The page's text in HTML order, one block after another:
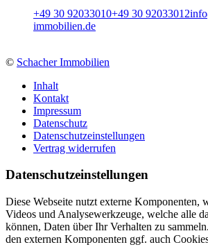
+49 30 92033010+49 30 92033012info
immobilien.de
© Schacher Immobilien
Inhalt
Kontakt
Impressum
Datenschutz
Datenschutzeinstellungen
Vertrag widerrufen
Daten­schutz­ein­stellungen
Diese Webseite nutzt externe Komponenten,
Videos und Analysewerkzeuge, welche alle
können, Daten über Ihr Verhalten zu
den externen Komponenten ggf. auch